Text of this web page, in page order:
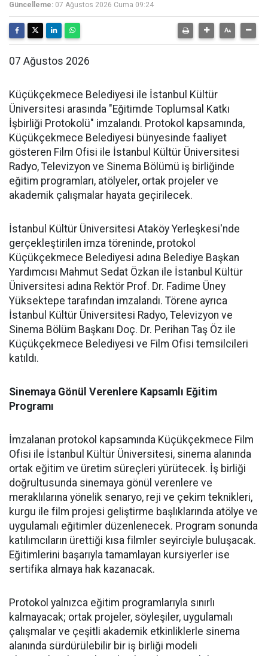
Güncelleme: 07 Ağustos 2026 Cuma 09:24
07 Ağustos 2026
Küçükçekmece Belediyesi ile İstanbul Kültür
Üniversitesi arasında "Eğitimde Toplumsal Katkı
İşbirliği Protokolü" imzalandı. Protokol kapsamında,
Küçükçekmece Belediyesi bünyesinde faaliyet
gösteren Film Ofisi ile İstanbul Kültür Üniversitesi
Radyo, Televizyon ve Sinema Bölümü iş birliğinde
eğitim programları, atölyeler, ortak projeler ve
akademik çalışmalar hayata geçirilecek.
İstanbul Kültür Üniversitesi Ataköy Yerleşkesi'nde
gerçekleştirilen imza töreninde, protokol
Küçükçekmece Belediyesi adına Belediye Başkan
Yardımcısı Mahmut Sedat Özkan ile İstanbul Kültür
Üniversitesi adına Rektör Prof. Dr. Fadime Üney
Yüksektepe tarafından imzalandı. Törene ayrıca
İstanbul Kültür Üniversitesi Radyo, Televizyon ve
Sinema Bölüm Başkanı Doç. Dr. Perihan Taş Öz ile
Küçükçekmece Belediyesi ve Film Ofisi temsilcileri
katıldı.
Sinemaya Gönül Verenlere Kapsamlı Eğitim
Programı
İmzalanan protokol kapsamında Küçükçekmece Film
Ofisi ile İstanbul Kültür Üniversitesi, sinema alanında
ortak eğitim ve üretim süreçleri yürütecek. İş birliği
doğrultusunda sinemaya gönül verenlere ve
meraklılarına yönelik senaryo, reji ve çekim teknikleri,
kurgu ile film projesi geliştirme başlıklarında atölye ve
uygulamalı eğitimler düzenlenecek. Program sonunda
katılımcıların ürettiği kısa filmler seyirciyle buluşacak.
Eğitimlerini başarıyla tamamlayan kursiyerler ise
sertifika almaya hak kazanacak.
Protokol yalnızca eğitim programlarıyla sınırlı
kalmayacak; ortak projeler, söyleşiler, uygulamalı
çalışmalar ve çeşitli akademik etkinliklerle sinema
alanında sürdürülebilir bir iş birliği modeli